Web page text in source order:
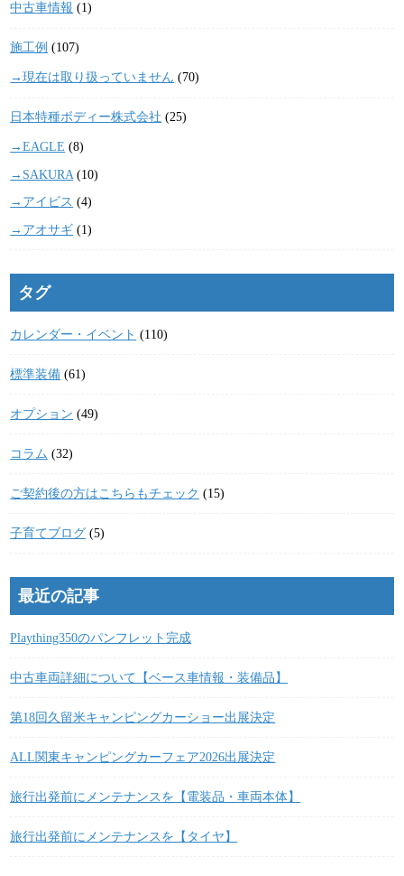
中古車情報 (1)
施工例 (107)
→現在は取り扱っていません (70)
日本特種ボディー株式会社 (25)
→EAGLE (8)
→SAKURA (10)
→アイビス (4)
→アオサギ (1)
タグ
カレンダー・イベント (110)
標準装備 (61)
オプション (49)
コラム (32)
ご契約後の方はこちらもチェック (15)
子育てブログ (5)
最近の記事
Plaything350のパンフレット完成
中古車両詳細について【ベース車情報・装備品】
第18回久留米キャンピングカーショー出展決定
ALL関東キャンピングカーフェア2026出展決定
旅行出発前にメンテナンスを【電装品・車両本体】
旅行出発前にメンテナンスを【タイヤ】